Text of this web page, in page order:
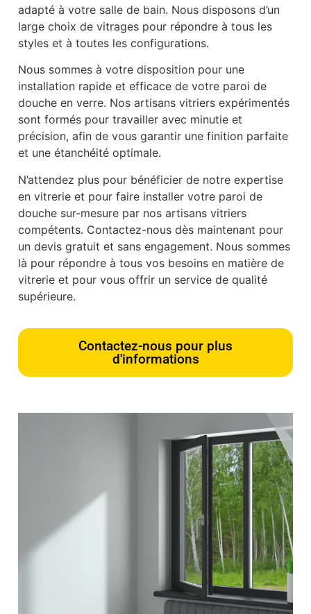
adapté à votre salle de bain. Nous disposons d’un
large choix de vitrages pour répondre à tous les
styles et à toutes les configurations.
Nous sommes à votre disposition pour une
installation rapide et efficace de votre paroi de
douche en verre. Nos artisans vitriers expérimentés
sont formés pour travailler avec minutie et
précision, afin de vous garantir une finition parfaite
et une étanchéité optimale.
N’attendez plus pour bénéficier de notre expertise
en vitrerie et pour faire installer votre paroi de
douche sur-mesure par nos artisans vitriers
compétents. Contactez-nous dès maintenant pour
un devis gratuit et sans engagement. Nous sommes
là pour répondre à tous vos besoins en matière de
vitrerie et pour vous offrir un service de qualité
supérieure.
Contactez-nous pour plus
d'informations